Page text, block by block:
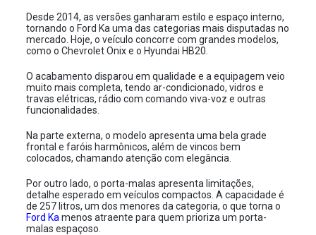
Desde 2014, as versões ganharam estilo e espaço interno,
tornando o Ford Ka uma das categorias mais disputadas no
mercado. Hoje, o veículo concorre com grandes modelos,
como o Chevrolet Onix e o Hyundai HB20.
O acabamento disparou em qualidade e a equipagem veio
muito mais completa, tendo ar-condicionado, vidros e
travas elétricas, rádio com comando viva-voz e outras
funcionalidades.
Na parte externa, o modelo apresenta uma bela grade
frontal e faróis harmônicos, além de vincos bem
colocados, chamando atenção com elegância.
Por outro lado, o porta-malas apresenta limitações,
detalhe esperado em veículos compactos. A capacidade é
de 257 litros, um dos menores da categoria, o que torna o
Ford Ka menos atraente para quem prioriza um porta-
malas espaçoso.